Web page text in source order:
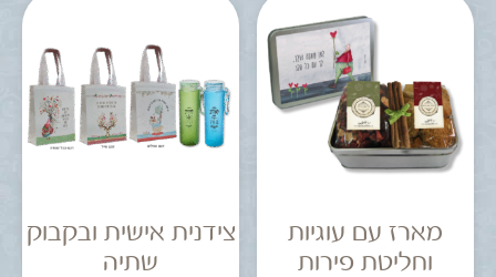
מארז עם עוגיות
וחליטת פירות
צידנית אישית ובקבוק
שתיה